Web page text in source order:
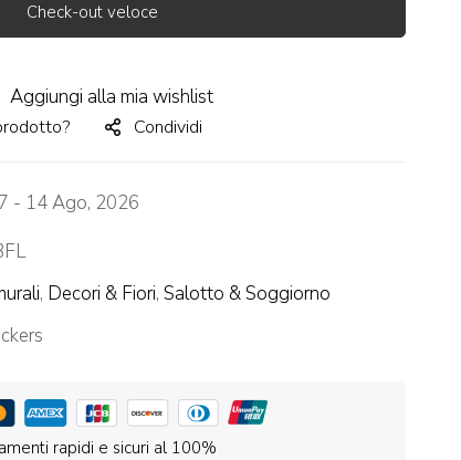
Check-out veloce
Aggiungi alla mia wishlist
Condividi
- 14 Ago, 2026
, Decori & Fiori, Salotto & Soggiorno
rapidi e sicuri al 100%